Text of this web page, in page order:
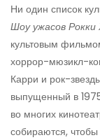
Ни один список
Шоу ужасов Рокки
культовым
хоррор-мюзикл-
Карри и рок-
выпущенный в
во многих
собираются, чтобы